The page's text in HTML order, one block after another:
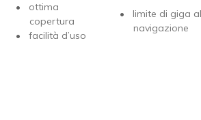
ottima
copertura
facilità d’uso
limite di giga
navigazione